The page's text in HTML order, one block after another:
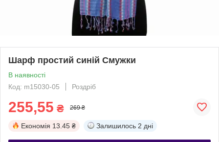
Шарф простий синій Смужки
В наявності
Код: m15030-05
Роздріб
255,55 ₴ 269 ₴
Економія 13.45 ₴ Залишилось 2 дні